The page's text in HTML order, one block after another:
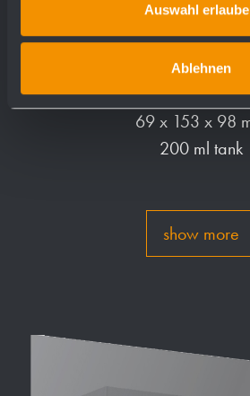
Auswahl
Ablehnen
Soap dispenser for
fixed mirror
69 x 153 x 98
200 ml tank
show more